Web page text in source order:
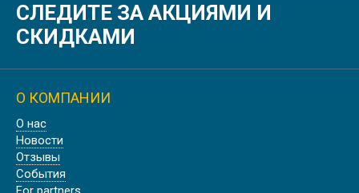
СЛЕДИТЕ ЗА АКЦИЯМИ И
СКИДКАМИ
О КОМПАНИИ
О нас
Новости
Отзывы
События